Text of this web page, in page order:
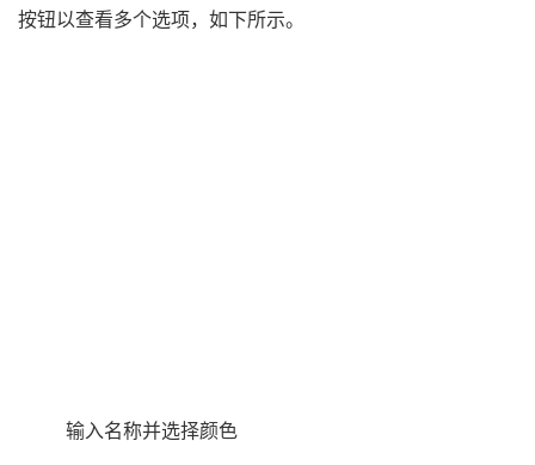
按钮以查看多个选项，如下所示。
输入名称并选择颜色